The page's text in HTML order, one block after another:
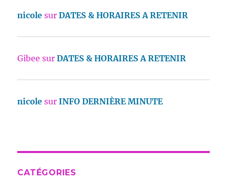
nicole surDATES & HORAIRES A RETENIR
Gibee surDATES & HORAIRES A RETENIR
nicole surINFO DERNIÈRE MINUTE
CATÉGORIES